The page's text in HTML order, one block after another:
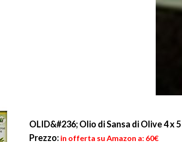
OLID&#236; Olio di Sansa di Olive 4 x 5
Prezzo: in offerta su Amazon a: 60€